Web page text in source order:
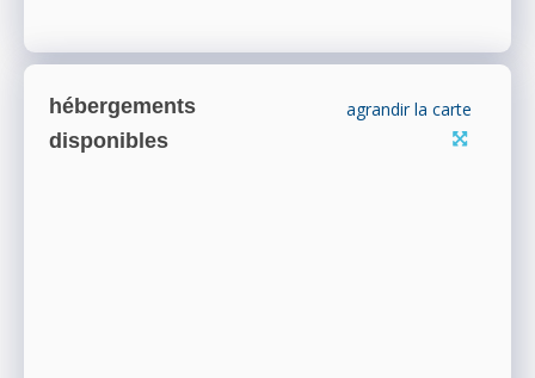
hébergements
disponibles
agrandir la carte